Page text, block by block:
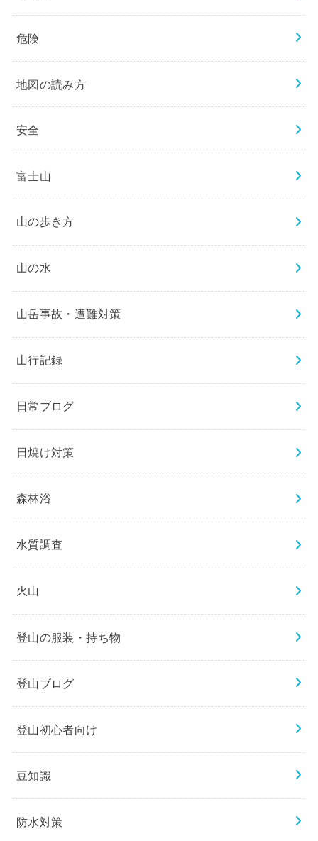
危険
地図の読み方
安全
富士山
山の歩き方
山の水
山岳事故・遭難対策
山行記録
日常ブログ
日焼け対策
森林浴
水質調査
火山
登山の服装・持ち物
登山ブログ
登山初心者向け
豆知識
防水対策